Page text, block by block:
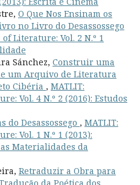
O Que Nos Ensinam os
no Livro do Desassossego
Literature: Vol. 2 N.º 1
Sánchez, Construir uma
um Arquivo de Literatura
Cibéria , MATLIT:
Vol. 4 N.º 2 (2016): Estudos
do Desassossego , MATLIT:
Vol. 1 N.º 1 (2013):
Materialidades da
Retraduzir a Obra para
da Poética dos